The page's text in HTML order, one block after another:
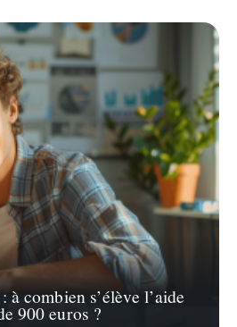
SUR…
à combien s’élève l’aide
900 euros ?